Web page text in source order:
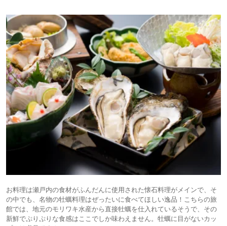
お料理は瀬戸内の食材がふんだんに使用された懐石料理がメインで、そ
の中でも、名物の牡蠣料理はぜったいに食べてほしい逸品！こちらの旅
館では、地元のモリワキ水産から直接牡蠣を仕入れているそうで、その
新鮮でぷりぷりな食感はここでしか味わえません。牡蠣に目がないカッ